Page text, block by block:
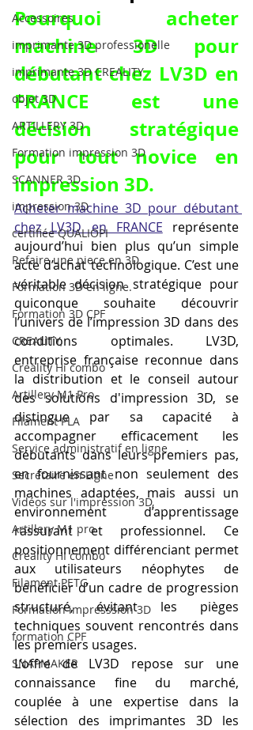
Accessoires
imprimante 3D professionelle
imprimante 3D CREALITY
objet 3D
ARTILLERY 3D
Formation impression 3D
SCANNER 3D
impression 3D
certifiée QUALIOPI
Refaire une piece en 3D
Formation 3D en ligne.
Formation 3D CPF
CREALITY,
Creality Hi combo
Artillery M1 Pro
Filament PLA
Service administratif en ligne
Secrétaire en Ligne
Vidéos sur l'impression 3D,
Artillery M1 pro
Creality HI combo
Filament PETG
Formation impresssion 3D
formation CPF
SNAPMAKER
Pourquoi acheter
machine 3D pour
débutant chez LV3D en
FRANCE est une
décision stratégique
pour tout novice en
impression 3D.
Acheter machine 3D pour débutant
chez LV3D en FRANCE représente
aujourd’hui bien plus qu’un simple
acte d’achat technologique. C’est une
véritable décision stratégique pour
quiconque souhaite découvrir
l’univers de l’impression 3D dans des
conditions optimales. LV3D,
entreprise française reconnue dans
la distribution et le conseil autour
des solutions d'impression 3D, se
distingue par sa capacité à
accompagner efficacement les
débutants dans leurs premiers pas,
en fournissant non seulement des
machines adaptées, mais aussi un
environnement d’apprentissage
rassurant et professionnel. Ce
positionnement différenciant permet
aux utilisateurs néophytes de
bénéficier d’un cadre de progression
structuré, évitant les pièges
techniques souvent rencontrés dans
les premiers usages.
L’offre de LV3D repose sur une
connaissance fine du marché,
couplée à une expertise dans la
sélection des imprimantes 3D les